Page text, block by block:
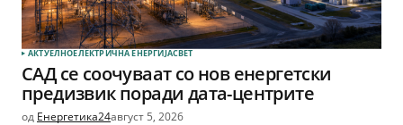
АКТУЕЛНОЕЛЕКТРИЧНА ЕНЕРГИЈАСВЕТ
САД се соочуваат со нов енергетски
предизвик поради дата-центрите
од Енергетика24август 5, 2026